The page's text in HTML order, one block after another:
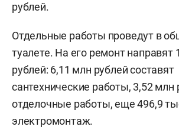
рублей.
Отдельные работы проведут в
туалете. На его ремонт направят
рублей: 6,11 млн рублей составят
сантехнические работы, 3,52 млн
отделочные работы, еще 496,9
электромонтаж.